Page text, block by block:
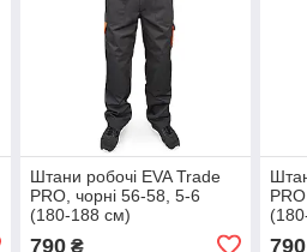
Штани робочі EVA Trade
PRO, чорні 56-58, 5-6
(180-188 см)
790₴ 790